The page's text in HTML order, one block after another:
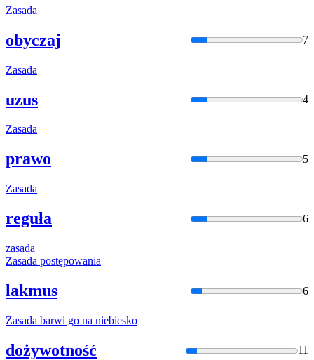
Zasada
obyczaj 7
Zasada
uzus 4
Zasada
prawo 5
Zasada
reguła 6
zasada
Zasada postępowania
lakmus 6
Zasada barwi go na niebiesko
dożywotność 11